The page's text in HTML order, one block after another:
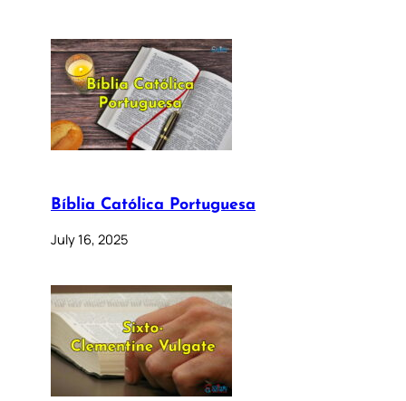
Bíblia Católica Portuguesa
July 16, 2025